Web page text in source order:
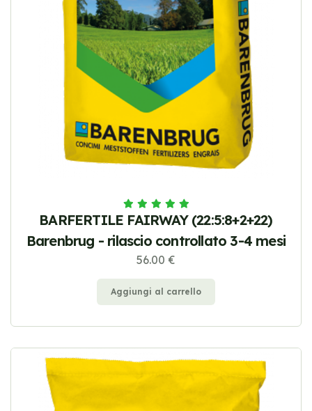
BARFERTILE FAIRWAY (22:5:8+2+22)
Barenbrug - rilascio controllato 3-4 mesi
56.00 €
Aggiungi al carrello